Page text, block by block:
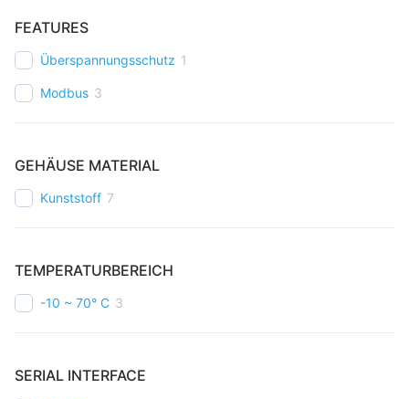
FEATURES
Überspannungsschutz 1
Modbus 3
GEHÄUSE MATERIAL
Kunststoff 7
TEMPERATURBEREICH
-10 ~ 70° C 3
SERIAL INTERFACE